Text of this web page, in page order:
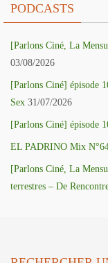
PODCASTS
[Parlons Ciné, La
03/08/2026
[Parlons Ciné] épisode
Sex 31/07/2026
[Parlons Ciné] épisode
EL PADRINO Mix
[Parlons Ciné, La
terrestres – De